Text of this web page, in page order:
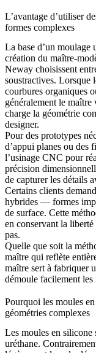
L’avantage d’utiliser
formes complexes
La base d’un moulage
création du maître-
Neway choisissent
soustractives. Lorsque
courbures organiques
généralement le maître
charge la géométrie
designer.
Pour des prototypes
d’appui planes ou des
l’usinage CNC pour
précision
de capturer les détails
Certains clients
hybrides — formes
de surface. Cette
en conservant la
pas.
Quelle que soit la
maître qui reflète
maître sert à fabriquer
démoule facilement les
Pourquoi les moules
géométries complexes
Les moules en
uréthane.